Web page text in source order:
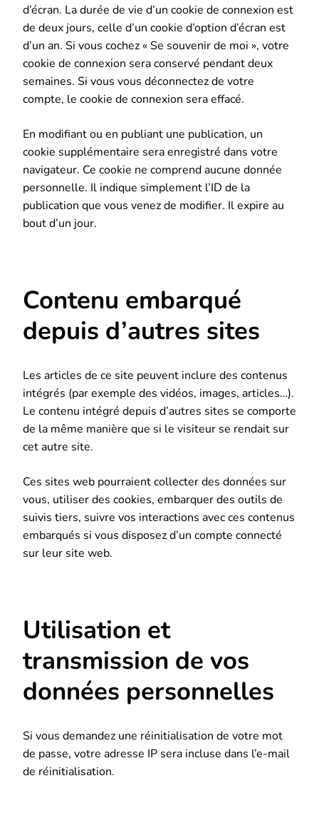
d’écran. La durée de vie d’un cookie de connexion est
de deux jours, celle d’un cookie d’option d’écran est
d’un an. Si vous cochez « Se souvenir de moi », votre
cookie de connexion sera conservé pendant deux
semaines. Si vous vous déconnectez de votre
compte, le cookie de connexion sera effacé.
En modifiant ou en publiant une publication, un
cookie supplémentaire sera enregistré dans votre
navigateur. Ce cookie ne comprend aucune donnée
personnelle. Il indique simplement l’ID de la
publication que vous venez de modifier. Il expire au
bout d’un jour.
Contenu embarqué
depuis d’autres sites
Les articles de ce site peuvent inclure des contenus
intégrés (par exemple des vidéos, images, articles…).
Le contenu intégré depuis d’autres sites se comporte
de la même manière que si le visiteur se rendait sur
cet autre site.
Ces sites web pourraient collecter des données sur
vous, utiliser des cookies, embarquer des outils de
suivis tiers, suivre vos interactions avec ces contenus
embarqués si vous disposez d’un compte connecté
sur leur site web.
Utilisation et
transmission de vos
données personnelles
Si vous demandez une réinitialisation de votre mot
de passe, votre adresse IP sera incluse dans l’e-mail
de réinitialisation.